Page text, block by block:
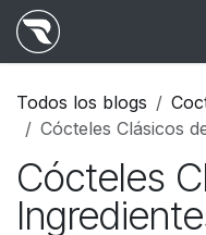
Ir al contenido
Todos los blogs
Cócteles Clásicos
Cócteles